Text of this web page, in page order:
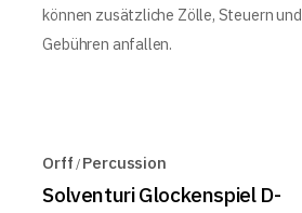
können zusätzliche Zölle, Steuern und
Gebühren anfallen.
Orff Percussion
Solventuri Glockenspiel D-